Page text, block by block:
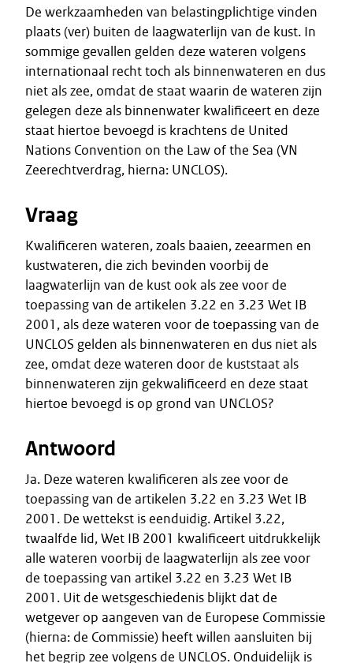
De werkzaamheden van belastingplichtige vinden
plaats (ver) buiten de laagwaterlijn van de kust. In
sommige gevallen gelden deze wateren volgens
internationaal recht toch als binnenwateren en dus
niet als zee, omdat de staat waarin de wateren zijn
gelegen deze als binnenwater kwalificeert en deze
staat hiertoe bevoegd is krachtens de United
Nations Convention on the Law of the Sea (VN
Zeerechtverdrag, hierna: UNCLOS).
Vraag
Kwalificeren wateren, zoals baaien, zeearmen en
kustwateren, die zich bevinden voorbij de
laagwaterlijn van de kust ook als zee voor de
toepassing van de artikelen 3.22 en 3.23 Wet IB
2001, als deze wateren voor de toepassing van de
UNCLOS gelden als binnenwateren en dus niet als
zee, omdat deze wateren door de kuststaat als
binnenwateren zijn gekwalificeerd en deze staat
hiertoe bevoegd is op grond van UNCLOS?
Antwoord
Ja. Deze wateren kwalificeren als zee voor de
toepassing van de artikelen 3.22 en 3.23 Wet IB
2001. De wettekst is eenduidig. Artikel 3.22,
twaalfde lid, Wet IB 2001 kwalificeert uitdrukkelijk
alle wateren voorbij de laagwaterlijn als zee voor
de toepassing van artikel 3.22 en 3.23 Wet IB
2001. Uit de wetsgeschiedenis blijkt dat de
wetgever op aangeven van de Europese Commissie
(hierna: de Commissie) heeft willen aansluiten bij
het begrip zee volgens de UNCLOS. Onduidelijk is